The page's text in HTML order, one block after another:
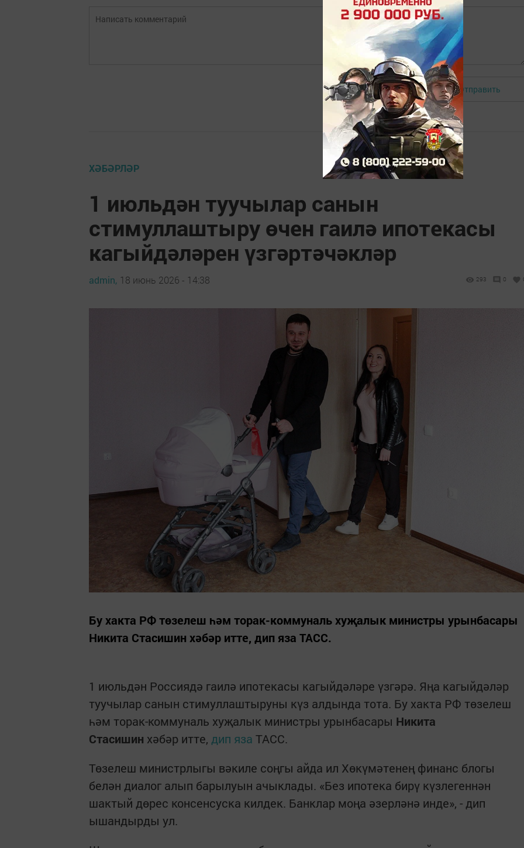
Авторизоваться Отправить
ХӘБӘРЛӘР
1 июльдән туучылар санын
стимуллаштыру өчен гаилә ипотекасы
кагыйдәләрен үзгәртәчәкләр
admin, 18 июнь 2026 - 14:38 293 0
Бу хакта РФ төзелеш һәм торак-коммуналь хуҗалык министры урынбасары
Никита Стасишин хәбәр итте, дип яза ТАСС.
1 июльдән Россиядә гаилә ипотекасы кагыйдәләре үзгәрә. Яңа кагыйдәләр
туучылар санын стимуллаштыруны күз алдында тота. Бу хакта РФ төзелеш
һәм торак-коммуналь хуҗалык министры урынбасары Никита
Стасишин хәбәр итте, дип яза ТАСС.
Төзелеш министрлыгы вәкиле соңгы айда ил Хөкүмәтенең финанс блогы
белән диалог алып барылуын ачыклады. «Без ипотека бирү күзлегеннән
шактый дөрес консенсуска килдек. Банклар моңа әзерләнә инде», - дип
ышандырды ул.